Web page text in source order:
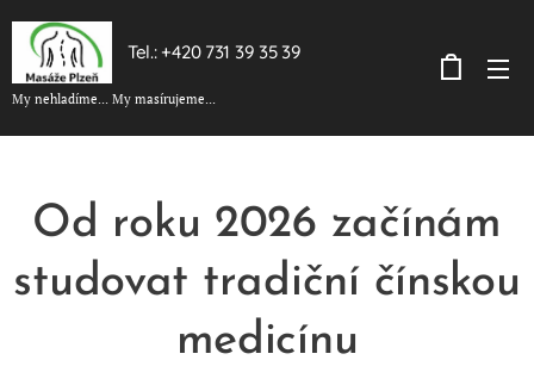
Tel.: +420 731 39 35 39
My nehladíme... My masírujeme...
Od roku 2026 začínám
studovat tradiční čínskou
medicínu